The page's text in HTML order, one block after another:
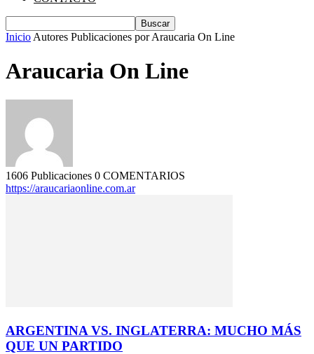
Inicio Autores Publicaciones por Araucaria On Line
Araucaria On Line
1606 Publicaciones 0 COMENTARIOS
https://araucariaonline.com.ar
ARGENTINA VS. INGLATERRA: MUCHO MÁS
QUE UN PARTIDO